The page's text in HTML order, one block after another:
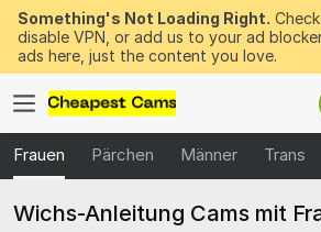
Something's Not Loading Right.
disable VPN, or add us to your ad
ads here, just the content you love.
Frauen Pärchen Männer Trans
Wichs-Anleitung Cams mit